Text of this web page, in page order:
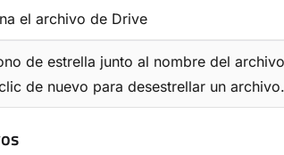
el archivo de Drive
de estrella junto al nombre del
de nuevo para desestrellar un archivo.